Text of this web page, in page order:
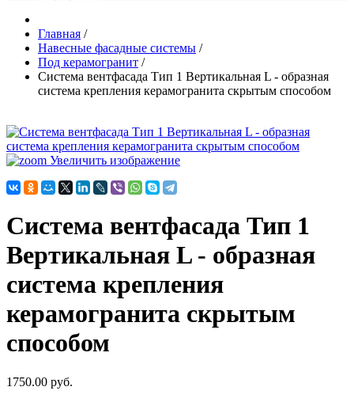
Главная /
Навесные фасадные системы /
Под керамогранит /
Система вентфасада Тип 1 Вертикальная L - образная
система крепления керамогранита скрытым способом
Увеличить изображение
Система вентфасада Тип 1
Вертикальная L - образная
система крепления
керамогранита скрытым
способом
1750.00 руб.